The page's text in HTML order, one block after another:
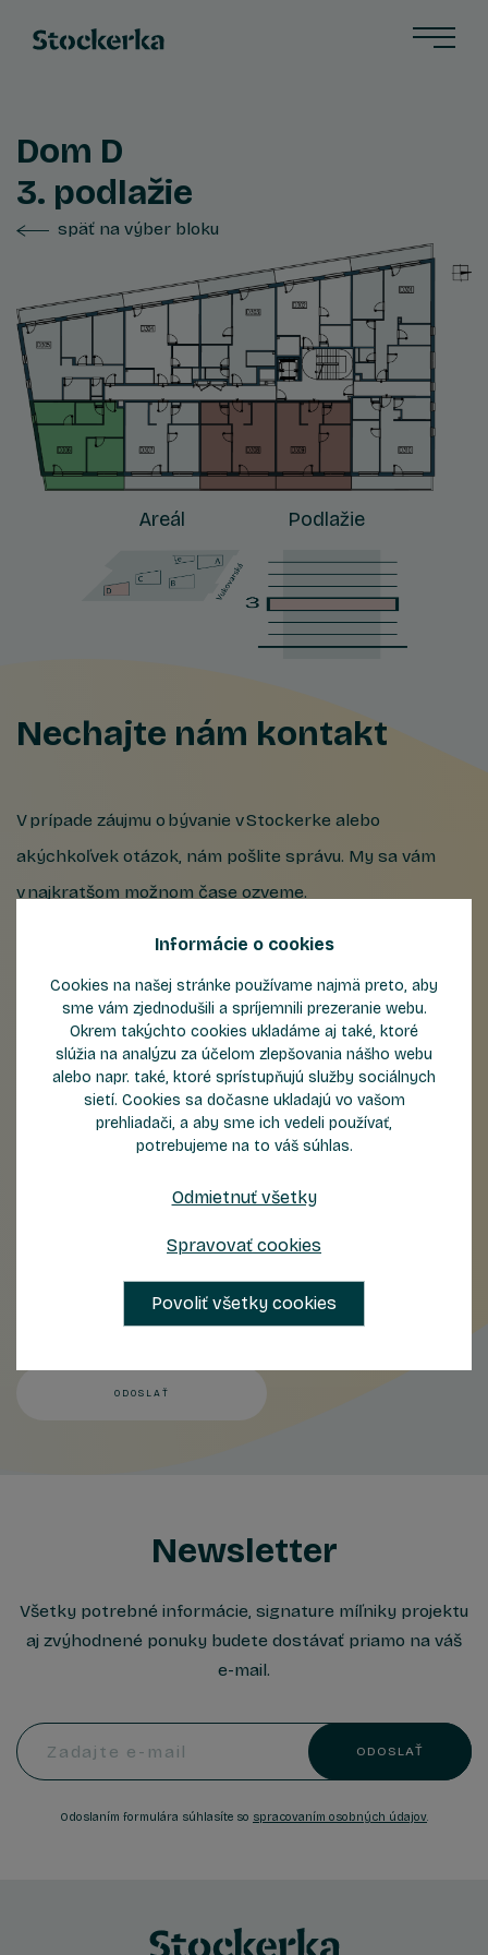
Dom D
3. podlažie
späť na výber bloku
Areál Podlažie
Nechajte nám kontakt
V prípade záujmu o bývanie v Stockerke alebo
akýchkoľvek otázok, nám pošlite správu. My sa vám
v najkratšom možnom čase ozveme.
Priezvisko
Odoslaním formulára súhlasíte sospracovaním osobných údajov
ODOSLAŤ
Newsletter
Všetky potrebné informácie, signature míľniky projektu
aj zvýhodnené ponuky budete dostávať priamo na váš
e-mail.
Zadajte e-mail ODOSLAŤ
Odoslaním formulára súhlasíte so spracovaním osobných údajov.
Informácie o cookies
Cookies na našej stránke používame najmä preto, aby
sme vám zjednodušili a spríjemnili prezeranie webu.
Okrem takýchto cookies ukladáme aj také, ktoré
slúžia na analýzu za účelom zlepšovania nášho webu
alebo napr. také, ktoré sprístupňujú služby sociálnych
sietí. Cookies sa dočasne ukladajú vo vašom
prehliadači, a aby sme ich vedeli používať,
potrebujeme na to váš súhlas.
Odmietnuť všetky
Spravovať cookies
Povoliť všetky cookies